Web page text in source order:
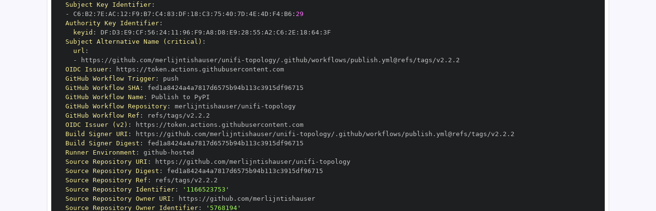
Subject Key Identifier:
-
C6 : B2 : 7E : AC : 12 : F9 : B7 : C4: 83 : DF : 18 : C3 : 75 : 40 : 7D : 4E : 4D : F4: B6 : 29
Authority Key Identifier:
keyid : DF : D3 : E9 : CF : 56 : 24: 11 : 96 : F9 : A8 : D8 : E9 : 28 : 55 : A2 : C6 : 2E : 18 : 64:
Subject Alternative Name (critical) :
url :
-
https : //github.com/merlijntishauser/unifi -
OIDC Issuer: https :
//token.actions.githubusercontent.com
GitHub Workflow Trigger:
GitHub Workflow SHA:
GitHub Workflow Name :
GitHub Workflow Repository: merlijntishauser/unifi -
GitHub Workflow Ref :
OIDC Issuer (v2) : https :
//token.actions.githubusercontent.com
Build Signer URI : https : //github.com/merlijntishauser/unifi -
Build Signer Digest :
Runner Environment : github -
Source Repository URI : https : //github.com/merlijntishauser/unifi -
Source Repository Digest :
Source Repository Ref :
Source Repository Identifier:
'1166523753'
Source Repository Owner URI : https :
//github.com/merlijntishauser
Source Repository Owner Identifier: '5768194'